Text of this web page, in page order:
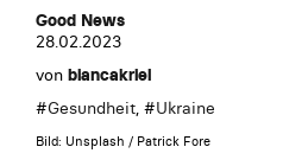
Good News
28.02.2023
von biancakriel
#Gesundheit, #Ukraine
Bild: Unsplash / Patrick Fore